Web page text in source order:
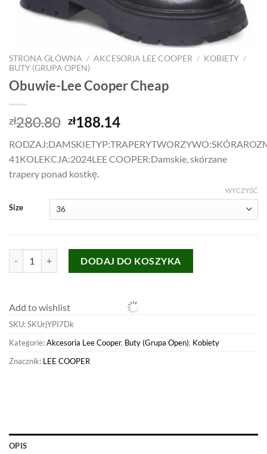
STRONA GŁÓWNA / AKCESORIA LEE COOPER / KOBIETY /
BUTY (GRUPA OPEN)
Obuwie-Lee Cooper Cheap
zł280.80 Pierwotna
wynosiła:
zł280.80.
zł188.14Aktualna
wynosi:
zł188.14.
41KOLEKCJA:2024LEE COOPER:Damskie, skórzane
trapery ponad kostkę.
Size
WYCZYŚĆ
DODAJ DO KOSZYKA
Add to wishlist
SKU:SKUrjYPI7Dk
Kategorie:Akcesoria Lee Cooper, Buty (Grupa Open), Kobiety
Znacznik: LEE COOPER
OPIS